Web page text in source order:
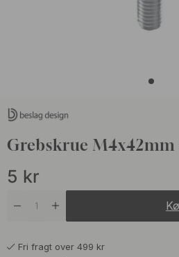
Grebskrue M4x42mm
5 kr
Fri fragt over 499 kr